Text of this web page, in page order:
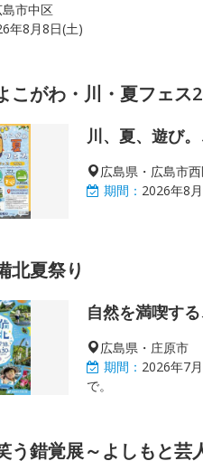
市中区
年8月8日(土)
こがわ・川・夏フェス
川、夏、遊び
広島県・広島市
期間： 2026年8
北夏祭り
自然を満喫する
広島県・庄原市
期間： 2026年7
で。
う錯覚展～よしもと芸